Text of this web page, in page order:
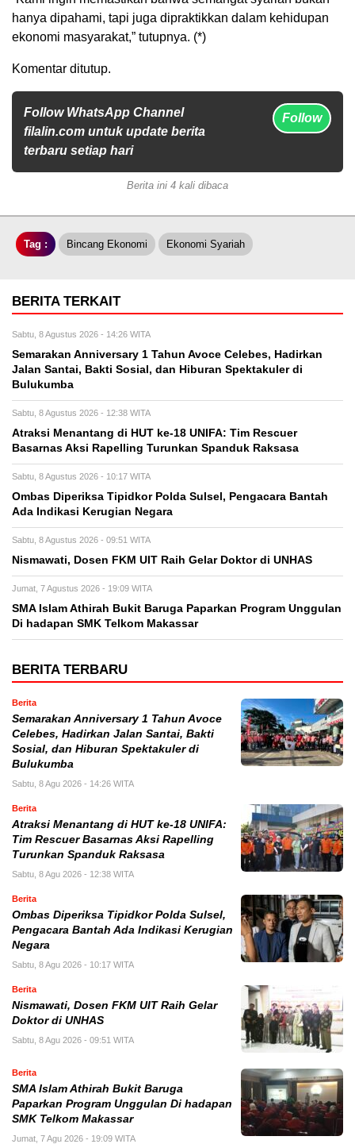
hanya dipahami, tapi juga dipraktikkan dalam kehidupan
ekonomi masyarakat,” tutupnya. (*)
Komentar ditutup.
Follow WhatsApp Channel
filalin.com untuk update berita
terbaru setiap hari
Follow
Berita ini 4 kali dibaca
Tag : Bincang Ekonomi Ekonomi Syariah
BERITA TERKAIT
Sabtu, 8 Agustus 2026 - 14:26 WITA
Semarakan Anniversary 1 Tahun Avoce Celebes, Hadirkan
Jalan Santai, Bakti Sosial, dan Hiburan Spektakuler di
Bulukumba
Sabtu, 8 Agustus 2026 - 12:38 WITA
Atraksi Menantang di HUT ke-18 UNIFA: Tim Rescuer
Basarnas Aksi Rapelling Turunkan Spanduk Raksasa
Sabtu, 8 Agustus 2026 - 10:17 WITA
Ombas Diperiksa Tipidkor Polda Sulsel, Pengacara Bantah
Ada Indikasi Kerugian Negara
Sabtu, 8 Agustus 2026 - 09:51 WITA
Nismawati, Dosen FKM UIT Raih Gelar Doktor di UNHAS
Jumat, 7 Agustus 2026 - 19:09 WITA
SMA Islam Athirah Bukit Baruga Paparkan Program Unggulan
Di hadapan SMK Telkom Makassar
BERITA TERBARU
Berita
Semarakan Anniversary 1 Tahun Avoce
Celebes, Hadirkan Jalan Santai, Bakti
Sosial, dan Hiburan Spektakuler di
Bulukumba
Sabtu, 8 Agu 2026 - 14:26 WITA
Berita
Atraksi Menantang di HUT ke-18 UNIFA:
Tim Rescuer Basarnas Aksi Rapelling
Turunkan Spanduk Raksasa
Sabtu, 8 Agu 2026 - 12:38 WITA
Berita
Ombas Diperiksa Tipidkor Polda Sulsel,
Pengacara Bantah Ada Indikasi Kerugian
Negara
Sabtu, 8 Agu 2026 - 10:17 WITA
Berita
Nismawati, Dosen FKM UIT Raih Gelar
Doktor di UNHAS
Sabtu, 8 Agu 2026 - 09:51 WITA
Berita
SMA Islam Athirah Bukit Baruga
Paparkan Program Unggulan Di hadapan
SMK Telkom Makassar
Jumat, 7 Agu 2026 - 19:09 WITA